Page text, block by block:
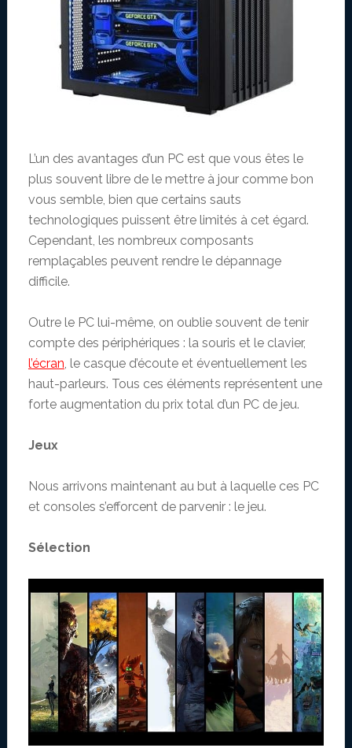
L’un des avantages d’un PC est que vous êtes le
plus souvent libre de le mettre à jour comme bon
vous semble, bien que certains sauts
technologiques puissent être limités à cet égard.
Cependant, les nombreux composants
remplaçables peuvent rendre le dépannage
difficile.
Outre le PC lui-même, on oublie souvent de tenir
compte des périphériques : la souris et le clavier,
l’écran, le casque d’écoute et éventuellement les
haut-parleurs. Tous ces éléments représentent une
forte augmentation du prix total d’un PC de jeu.
Jeux
Nous arrivons maintenant au but à laquelle ces PC
et consoles s’efforcent de parvenir : le jeu.
Sélection